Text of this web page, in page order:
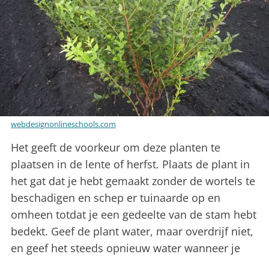
webdesignonlineschools.com
Het geeft de voorkeur om deze planten te
plaatsen in de lente of herfst. Plaats de plant in
het gat dat je hebt gemaakt zonder de wortels te
beschadigen en schep er tuinaarde op en
omheen totdat je een gedeelte van de stam hebt
bedekt. Geef de plant water, maar overdrijf niet,
en geef het steeds opnieuw water wanneer je